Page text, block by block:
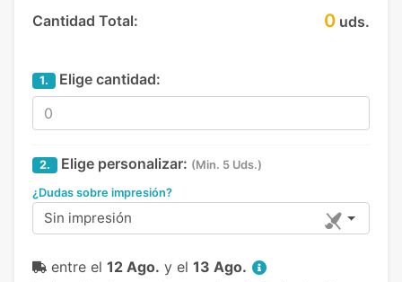
Cantidad Total: 0 uds.
1. Elige cantidad:
2. Elige personalizar: (Min. 5 Uds.)
¿Dudas sobre impresión?
Sin impresión
entre el 12 Ago. y el 13 Ago.